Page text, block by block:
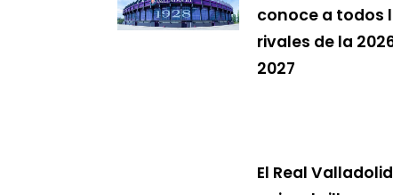
conoce a todos
rivales de la
2027
El Real Valladolid